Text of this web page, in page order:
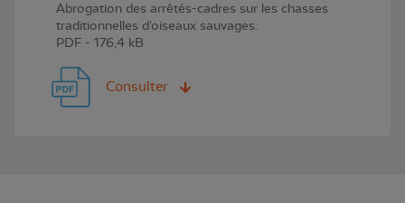
Abrogation des arrêtés-cadres sur les chasses
traditionnelles d'oiseaux sauvages.
PDF - 176,4 kB
Consulter